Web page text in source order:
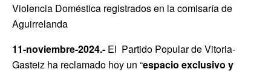
Violencia Doméstica registrados en la comisaría de
Aguirrelanda
11-noviembre-2024.- El Partido Popular de Vitoria-
Gasteiz ha reclamado hoy un “espacio exclusivo y